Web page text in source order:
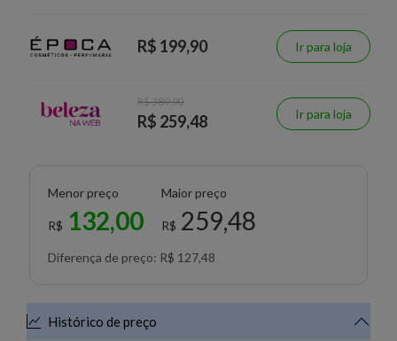
R$ 199,90 Ir para loja
R$ 389,90
R$ 259,48 Ir para loja
Menor preço
R$ 132,00
Maior preço
R$ 259,48
Diferença de preço: R$ 127,48
Histórico de preço